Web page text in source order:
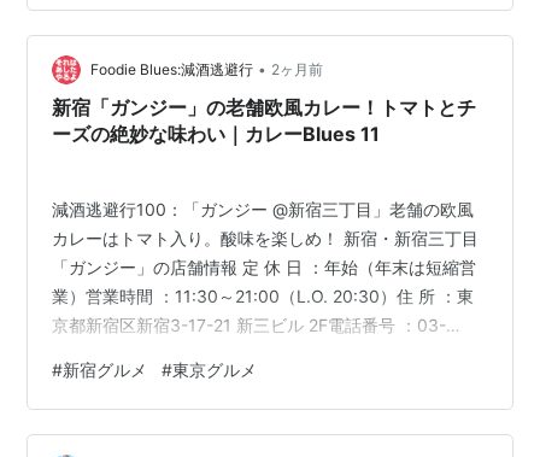
決めている。それは今年も続いているのだった。
mnoguti.hatenablog.com 先週も来ているのだが、ブロ
グやネットの記事にするのは1年以上ぶりだ。 mnogu…
Foodie Blues:減酒逃避行 • 2ヶ月前
新宿「ガンジー」の老舗欧風カレー！トマトとチ
ーズの絶妙な味わい｜カレーBlues 11
減酒逃避行100：「ガンジー @新宿三丁目」老舗の欧風
カレーはトマト入り。酸味を楽しめ！ 新宿・新宿三丁目
「ガンジー」の店舗情報 定 休 日 ：年始（年末は短縮営
業）営業時間 ：11:30～21:00（L.O. 20:30）住 所 ：東
京都新宿区新宿3-17-21 新三ビル 2F電話番号 ：03-
コード決済OK。アクセス ：JR中央線等 新宿駅 東口より
徒歩約5分（新宿三丁目駅 B5出口より徒歩約1分）
CHECK POINT 訪問日：2026年4月29日（水・祝）他
#新宿グルメ #東京グルメ